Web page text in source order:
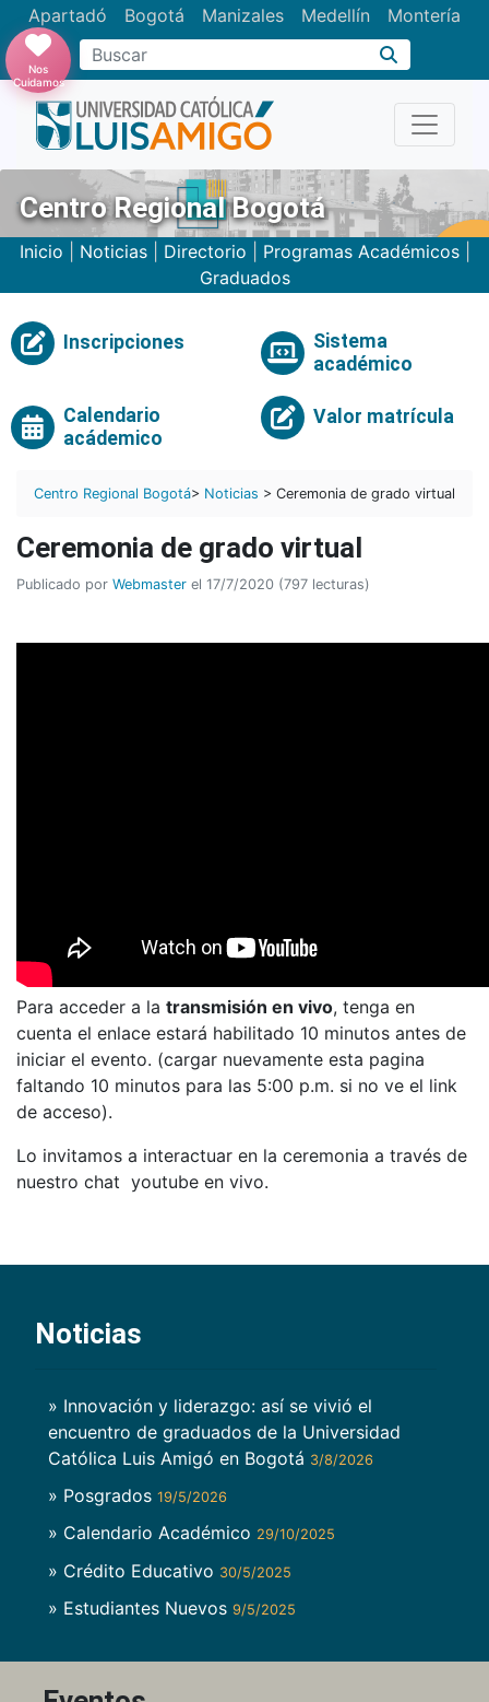
Apartadó Bogotá Manizales Medellín Montería
Nos
Cuidamos
Centro Regional Bogotá
Inicio Noticias| Directorio Programas Académicos|
Graduados
Inscripciones
Sistema
académico
Calendario
acádemico
Valor matrícula
Centro Regional Bogotá> Noticias > Ceremonia de grado virtual
Ceremonia de grado virtual
Publicado por Webmaster el 17/7/2020 (797 lecturas)
Para acceder a la transmisión en vivo, tenga en
cuenta el enlace estará habilitado 10 minutos antes de
iniciar el evento. (cargar nuevamente esta pagina
faltando 10 minutos para las 5:00 p.m. si no ve el link
de acceso).
Lo invitamos a interactuar en la ceremonia a través de
nuestro chat youtube en vivo.
Noticias
» Innovación y liderazgo: así se vivió el
encuentro de graduados de la Universidad
Católica Luis Amigó en Bogotá 3/8/2026
» Posgrados 19/5/2026
» Calendario Académico 29/10/2025
» Crédito Educativo 30/5/2025
» Estudiantes Nuevos 9/5/2025